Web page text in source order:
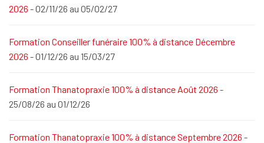
2026 - 02/11/26 au 05/02/27
Formation Conseiller funéraire 100% à distance Décembre
2026 - 01/12/26 au 15/03/27
Formation Thanatopraxie 100% à distance Août 2026 -
25/08/26 au 01/12/26
Formation Thanatopraxie 100% à distance Septembre 2026 -